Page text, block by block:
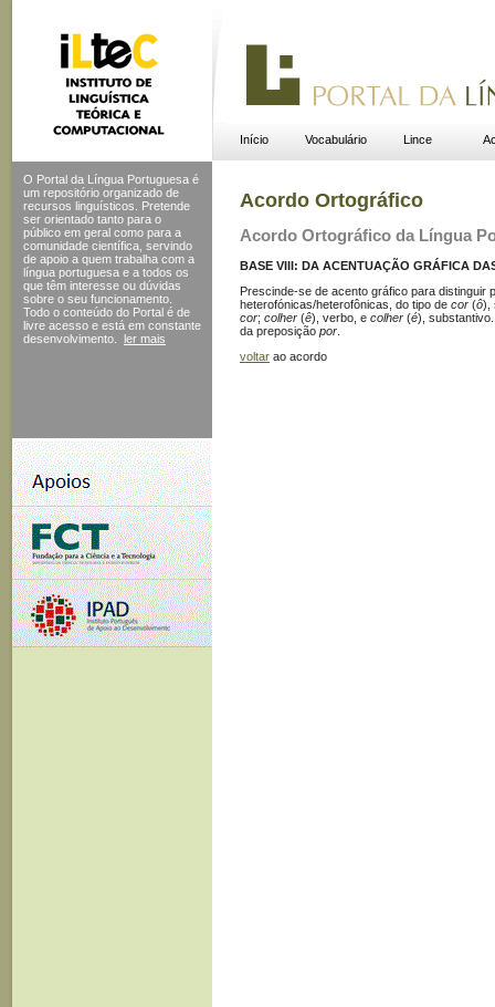
Início Vocabulário Lince
O Portal da Língua Portuguesa é
um repositório organizado de
recursos linguísticos. Pretende
ser orientado tanto para o
público em geral como para a
comunidade científica, servindo
de apoio a quem trabalha com a
língua portuguesa e a todos os
que têm interesse ou dúvidas
sobre o seu funcionamento.
Todo o conteúdo do Portal é de
livre acesso e está em constante
desenvolvimento.
ler mais
Acordo Ortográfico
Acordo Ortográfico da Língua
BASE VIII: DA ACENTUAÇÃO GRÁFICA
Prescinde-se de acento gráfico para distinguir
heterofónicas/heterofônicas, do tipo de cor (ô),
cor; colher (ê), verbo, e colher (é),
da preposição por
voltar ao acordo